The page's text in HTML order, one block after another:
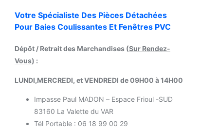
Votre Spécialiste Des Pièces Détachées
Pour Baies Coulissantes Et Fenêtres PVC
Dépôt / Retrait des Marchandises (Sur Rendez-
Vous) :
LUNDI,MERCREDI, et VENDREDI de 09H00 à 14H00
Impasse Paul MADON – Espace Frioul -SUD
83160 La Valette du VAR
Tél Portable : 06 18 99 00 29